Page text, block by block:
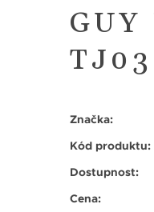
GUY
Značka:
Kód produktu:
Dostupnost:
Cena: